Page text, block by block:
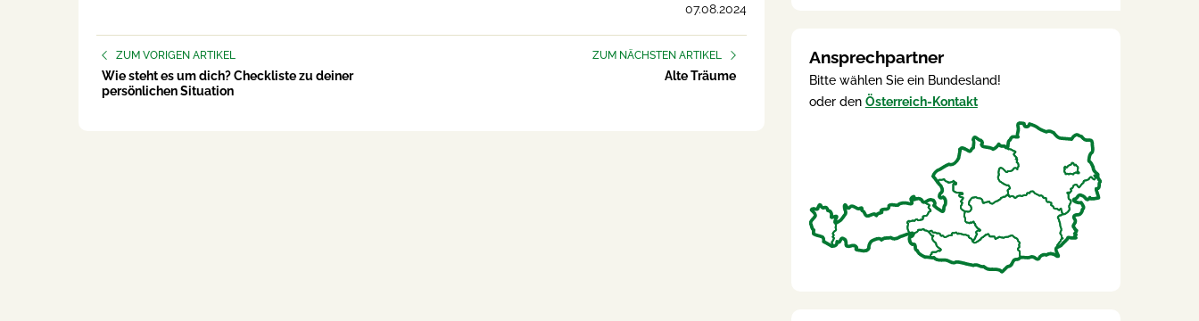
07.08.2024
ZUM VORIGEN ARTIKEL
Wie steht es um dich? Checkliste zu deiner
persönlichen Situation
ZUM NÄCHSTEN ARTIKEL
Alte Träume
Ansprechpartner
Bitte wählen Sie ein Bundesland!
oder den Österreich-Kontakt